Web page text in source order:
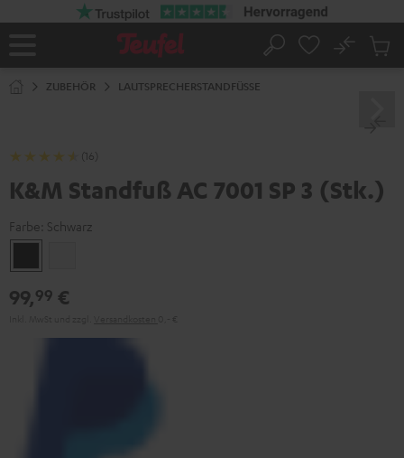
Startseite
Suche
No
ZUBEHÖR LAUTSPRECHERSTANDFÜSSE
(16)
K&M Standfuß AC 7001 SP 3 (Stk.)
Farbe: Schwarz
99,99 €